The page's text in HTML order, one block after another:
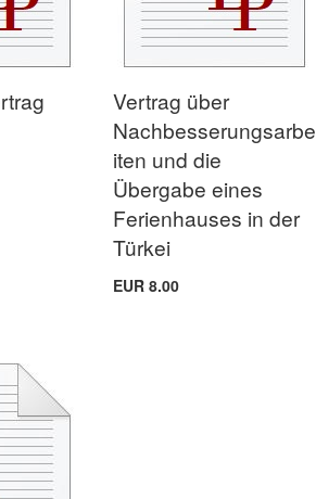
Vertrag über
Nachbesserungsarbe
iten und die
Übergabe eines
Ferienhauses in der
Türkei
EUR 8.00